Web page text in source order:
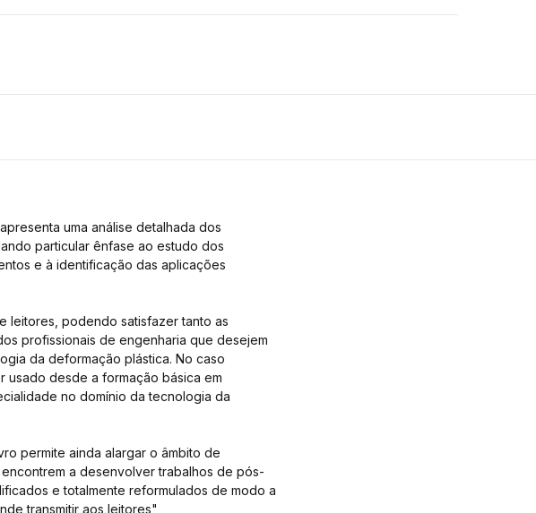
uma análise detalhada dos
particular ênfase ao estudo dos
e à identificação das aplicações
leitores, podendo satisfazer tanto as
profissionais de engenharia que desejem
da deformação plástica. No caso
desde a formação básica em
no domínio da tecnologia da
permite ainda alargar o âmbito de
a desenvolver trabalhos de pós-
e totalmente reformulados de modo a
transmitir aos leitores"